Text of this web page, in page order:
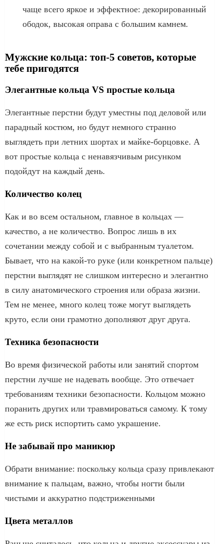
чаще всего яркое и эффектное: декорированный
ободок, высокая оправа с большим камнем.
Мужские кольца: топ-5 советов, которые
тебе пригодятся
Элегантные кольца VS простые кольца
Элегантные перстни будут уместны под деловой или
парадный костюм, но будут немного странно
выглядеть при летних шортах и майке-борцовке. А
вот простые кольца с ненавязчивым рисунком
подойдут на каждый день.
Количество колец
Как и во всем остальном, главное в кольцах —
качество, а не количество. Вопрос лишь в их
сочетании между собой и с выбранным туалетом.
Бывает, что на какой-то руке (или конкретном пальце)
перстни выглядят не слишком интересно и элегантно
в силу анатомического строения или образа жизни.
Тем не менее, много колец тоже могут выглядеть
круто, если они грамотно дополняют друг друга.
Техника безопасности
Во время физической работы или занятий спортом
перстни лучше не надевать вообще. Это отвечает
требованиям техники безопасности. Кольцом можно
поранить других или травмироваться самому. К тому
же есть риск испортить само украшение.
Не забывай про маникюр
Обрати внимание: поскольку кольца сразу привлекают
внимание к пальцам, важно, чтобы ногти были
чистыми и аккуратно подстриженными
Цвета металлов